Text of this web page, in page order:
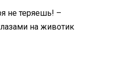
не теряешь! –
на животик